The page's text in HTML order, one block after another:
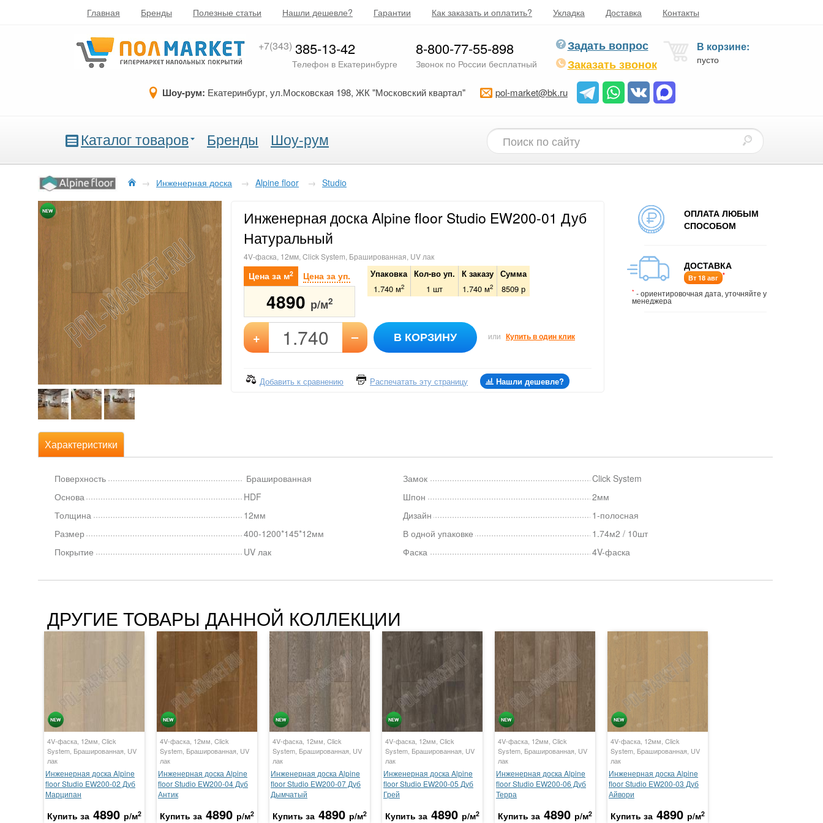
Главная Бренды Полезные статьи Нашли дешевле? Гарантии Как заказать и оплатить? Укладка Доставка Контакты
+7(343) 385-13-42
Телефон в Екатеринбурге
8-800-77-55-898
Звонок по России бесплатный
Задать вопрос
Заказать звонок
В корзине:
пусто
Шоу-рум: Екатеринбург, ул.Московская 198, ЖК "Московский квартал" pol-market@bk.ru
Каталог товаров Бренды Шоу-рум
→ Инженерная доска → Alpine floor → Studio
Инженерная доска Alpine floor Studio EW200-01 Дуб
Натуральный
4V-фаска, 12мм, Click System, Брашированная, UV лак
Цена за м2 Цена за уп.
4890 р/м2
Упаковка Кол-во уп. К заказу Сумма
1.740 м2 1 шт 1.740 м2 8509 р
+ – В КОРЗИНУ или Купить в один клик
Добавить к сравнению Распечатать эту страницу Нашли дешевле?
ОПЛАТА ЛЮБЫМ
СПОСОБОМ
ДОСТАВКА
Вт 18 авг *
* - ориентировочная дата, уточняйте у
менеджера
Характеристики
Поверхность
Брашированная
Основа
HDF
Толщина
12мм
Размер
400-1200*145*12мм
Покрытие
UV лак
Замок
Click System
Шпон
2мм
Дизайн
1-полосная
В одной упаковке
1.74м2 / 10шт
Фаска
4V-фаска
ДРУГИЕ ТОВАРЫ ДАННОЙ КОЛЛЕКЦИИ
4V-фаска, 12мм, Click
System, Брашированная, UV
лак
Инженерная доска Alpine
floor Studio EW200-02 Дуб
Марципан
Купить за 4890 р/м2
4V-фаска, 12мм, Click
System, Брашированная, UV
лак
Инженерная доска Alpine
floor Studio EW200-04 Дуб
Антик
Купить за 4890 р/м2
4V-фаска, 12мм, Click
System, Брашированная, UV
лак
Инженерная доска Alpine
floor Studio EW200-07 Дуб
Дымчатый
Купить за 4890 р/м2
4V-фаска, 12мм, Click
System, Брашированная, UV
лак
Инженерная доска Alpine
floor Studio EW200-05 Дуб
Грей
Купить за 4890 р/м2
4V-фаска, 12мм, Click
System, Брашированная, UV
лак
Инженерная доска Alpine
floor Studio EW200-06 Дуб
Терра
Купить за 4890 р/м2
4V-фаска, 12мм, Click
System, Брашированная, UV
лак
Инженерная доска Alpine
floor Studio EW200-03 Дуб
Айвори
Купить за 4890 р/м2